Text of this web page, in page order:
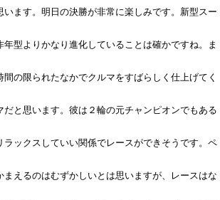
います。明日の決勝が非常に楽しみです。新型スー
年型よりかなり進化していることは確かですね。ま
の限られたなかでクルマをすばらしく仕上げてく
だと思います。彼は２輪の元チャンピオンでもある
ラックスしていい関係でレースができそうです。ペ
まえるのはむずかしいとは思いますが、レースはな